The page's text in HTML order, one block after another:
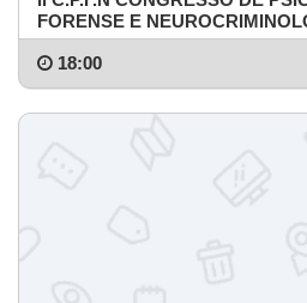
FORENSE E
18:00